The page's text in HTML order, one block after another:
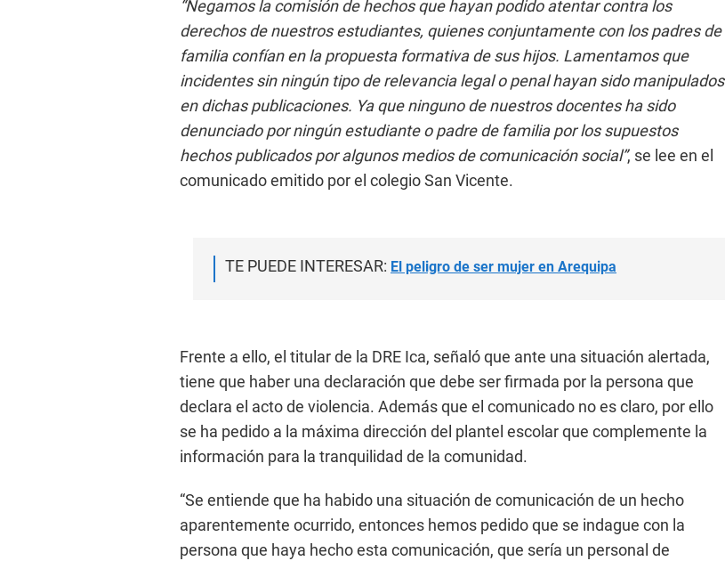
“Negamos la comisión de hechos que hayan podido atentar contra los
derechos de nuestros estudiantes, quienes conjuntamente con los padres de
familia confían en la propuesta formativa de sus hijos. Lamentamos que
incidentes sin ningún tipo de relevancia legal o penal hayan sido manipulados
en dichas publicaciones. Ya que ninguno de nuestros docentes ha sido
denunciado por ningún estudiante o padre de familia por los supuestos
hechos publicados por algunos medios de comunicación social”, se lee en el
comunicado emitido por el colegio San Vicente.
TE PUEDE INTERESAR: El peligro de ser mujer en Arequipa
Frente a ello, el titular de la DRE Ica, señaló que ante una situación alertada,
tiene que haber una declaración que debe ser firmada por la persona que
declara el acto de violencia. Además que el comunicado no es claro, por ello
se ha pedido a la máxima dirección del plantel escolar que complemente la
información para la tranquilidad de la comunidad.
“Se entiende que ha habido una situación de comunicación de un hecho
aparentemente ocurrido, entonces hemos pedido que se indague con la
persona que haya hecho esta comunicación, que sería un personal de